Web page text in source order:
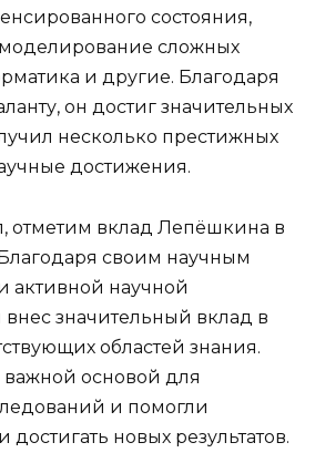
состояния,
сложных
и другие. Благодаря
он достиг значительных
несколько престижных
достижения.
отметим вклад Лепёшкина в
своим научным
активной научной
внес значительный вклад в
областей знания.
важной основой для
и помогли
достигать новых результатов.